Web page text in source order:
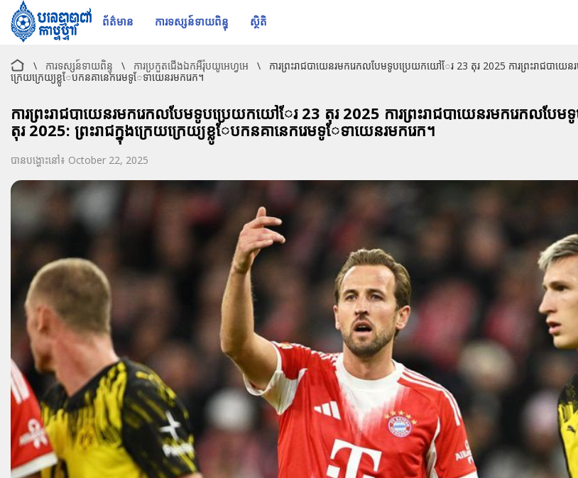
ព័ត៌មាន ការទស្សន៍ទាយពិន្ទុ ស្ថិតិ
\ ការទស្សន៍ទាយពិន្ទុ \ ការប្រកួតជើងឯកអឺរ៉ុបយូអេហ្វអេ \
ការព្រះរាជបាយេនរមករេកលបែមទូបប្រេយកយៅែរ 23 តុរ 2025 ការព្រះរាជបាយ
ក្រេយក្រេយ្យខ្លូែបកនគានេករេមទូែទាយេនរមករេក។
ការព្រះរាជបាយេនរមករេកលបែមទូបប្រេយកយៅែរ 23 តុរ 2025 ការព្រះរាជបាយេនរមករេកលប
តុរ 2025: ព្រះរាជក្នុងក្រេយក្រេយ្យខ្លូែបកនគានេករេមទូែទាយេនរមករេក។
បានបង្ហោះនៅ៖ October 22, 2025